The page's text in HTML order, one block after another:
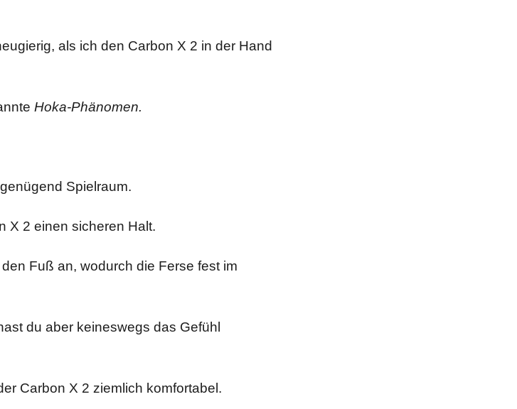
als ich den Carbon X 2 in der Hand
Hoka-Phänomen.
Spielraum.
X 2 einen sicheren Halt.
Fuß an, wodurch die Ferse fest im
du aber keineswegs das Gefühl
Carbon X 2 ziemlich komfortabel.